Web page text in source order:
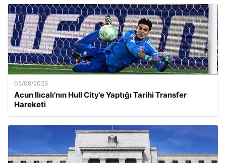
05/08/2026
Acun Ilıcalı’nın Hull City’e Yaptığı Tarihi Transfer
Hareketi